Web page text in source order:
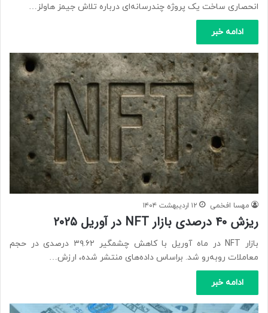
انحصاری ساخت یک پروژه چندرسانه‌ای درباره تلاش جیمز هاولز…
ادامه خبر
مهسا افخمی ۱۲ اردیبهشت ۱۴۰۴
ریزش ۴۰ درصدی بازار NFT در آوریل ۲۰۲۵
بازار NFT در ماه آوریل با کاهش چشمگیر ۳۹.۶۲ درصدی در حجم
معاملات روبه‌رو شد. براساس داده‌های منتشر شده، ارزش…
ادامه خبر